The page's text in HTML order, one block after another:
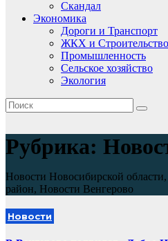
Скандал
Экономика
Дороги и Транспорт
ЖКХ и Строительство
Промышленность
Сельское хозяйство
Экология
Рубрика:
Новости Новосибирской
район, Новости Венгерово
Новости